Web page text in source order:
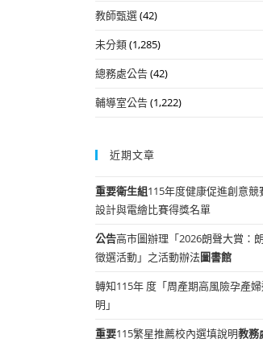
教師甄選(42)
未分類(1,285)
總務處公告(42)
輔導室公告(1,222)
近期文章
重要衛生組115年度健康促進創意
設計與電繪比賽得獎名單
公告高市圖辦理「2026朗聲大賞：
徵選活動」之活動辦法圖書館
轉知115年 度「周產期高風險孕產
明」
重要115繁星推薦校內選填說明教務